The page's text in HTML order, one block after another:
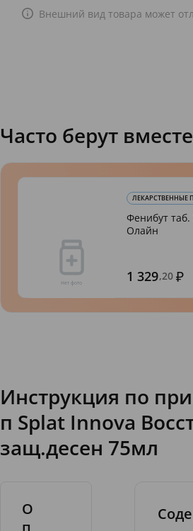
Внешний вид товара может
Часто берут вместе
ЛЕКАРСТВЕННЫЕ
Фенибут
Олайн
1 329,20
Инструкция по
п Splat Innova
защ.десен 75мл
О
п